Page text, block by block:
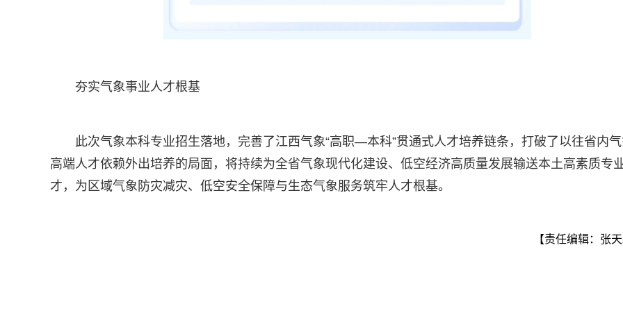
夯实气象事业人才根基
此次气象本科专业招生落地，完善了江西气象“高职—本科”贯通式人才培养链条，打破了以往省内
高端人才依赖外出培养的局面，将持续为全省气象现代化建设、低空经济高质量发展输送本土高素质专
才，为区域气象防灾减灾、低空安全保障与生态气象服务筑牢人才根基。
【责任编辑：张天